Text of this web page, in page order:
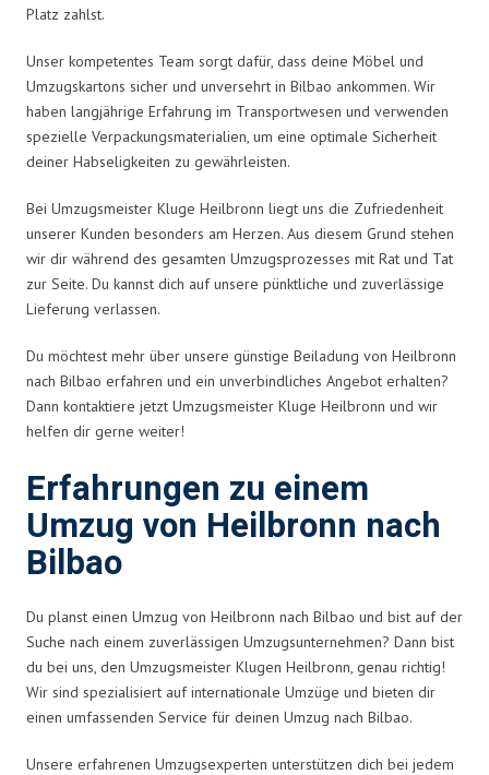
Platz zahlst.
Unser kompetentes Team sorgt dafür, dass deine Möbel und
Umzugskartons sicher und unversehrt in Bilbao ankommen. Wir
haben langjährige Erfahrung im Transportwesen und verwenden
spezielle Verpackungsmaterialien, um eine optimale Sicherheit
deiner Habseligkeiten zu gewährleisten.
Bei Umzugsmeister Kluge Heilbronn liegt uns die Zufriedenheit
unserer Kunden besonders am Herzen. Aus diesem Grund stehen
wir dir während des gesamten Umzugsprozesses mit Rat und Tat
zur Seite. Du kannst dich auf unsere pünktliche und zuverlässige
Lieferung verlassen.
Du möchtest mehr über unsere günstige Beiladung von Heilbronn
nach Bilbao erfahren und ein unverbindliches Angebot erhalten?
Dann kontaktiere jetzt Umzugsmeister Kluge Heilbronn und wir
helfen dir gerne weiter!
Erfahrungen zu einem
Umzug von Heilbronn nach
Bilbao
Du planst einen Umzug von Heilbronn nach Bilbao und bist auf der
Suche nach einem zuverlässigen Umzugsunternehmen? Dann bist
du bei uns, den Umzugsmeister Klugen Heilbronn, genau richtig!
Wir sind spezialisiert auf internationale Umzüge und bieten dir
einen umfassenden Service für deinen Umzug nach Bilbao.
Unsere erfahrenen Umzugsexperten unterstützen dich bei jedem